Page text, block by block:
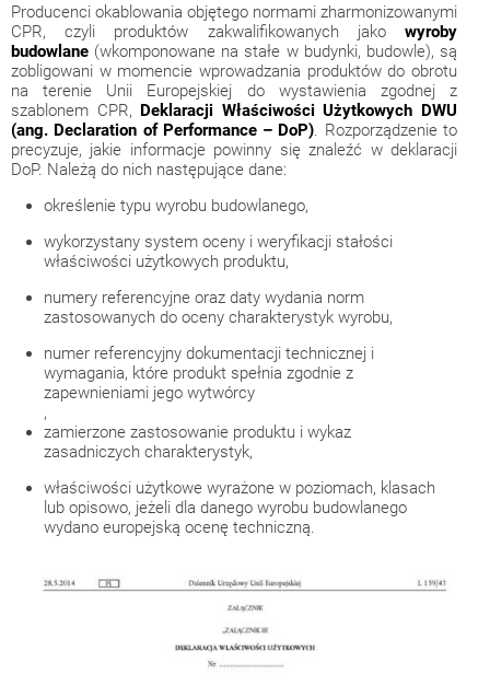
Producenci okablowania objętego normami zharmonizowanymi
CPR, czyli produktów zakwalifikowanych jako wyroby
budowlane (wkomponowane na stałe w budynki, budowle), są
zobligowani w momencie wprowadzania produktów do obrotu
na terenie Unii Europejskiej do wystawienia zgodnej z
szablonem CPR, Deklaracji Właściwości Użytkowych DWU
(ang. Declaration of Performance – DoP). Rozporządzenie to
precyzuje, jakie informacje powinny się znaleźć w deklaracji
DoP. Należą do nich następujące dane:
określenie typu wyrobu budowlanego,
wykorzystany system oceny i weryfikacji stałości
właściwości użytkowych produktu,
numery referencyjne oraz daty wydania norm
zastosowanych do oceny charakterystyk wyrobu,
numer referencyjny dokumentacji technicznej i
wymagania, które produkt spełnia zgodnie z
zapewnieniami jego wytwórcy
,
zamierzone zastosowanie produktu i wykaz
zasadniczych charakterystyk,
właściwości użytkowe wyrażone w poziomach, klasach
lub opisowo, jeżeli dla danego wyrobu budowlanego
wydano europejską ocenę techniczną.